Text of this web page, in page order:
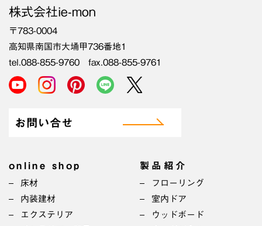
株式会社ie-mon
〒783-0004
高知県南国市大埇甲736番地1
tel.088-855-9760 fax.088-855-9761
お問い合せ
online shop
床材
内装建材
エクステリア
製品紹介
フローリング
室内ドア
ウッドボード